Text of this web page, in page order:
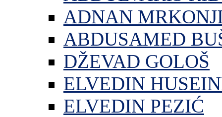
ADNAN
ABDUSAMED
DŽEVAD GOLOŠ
ELVEDIN
ELVEDIN PEZIĆ